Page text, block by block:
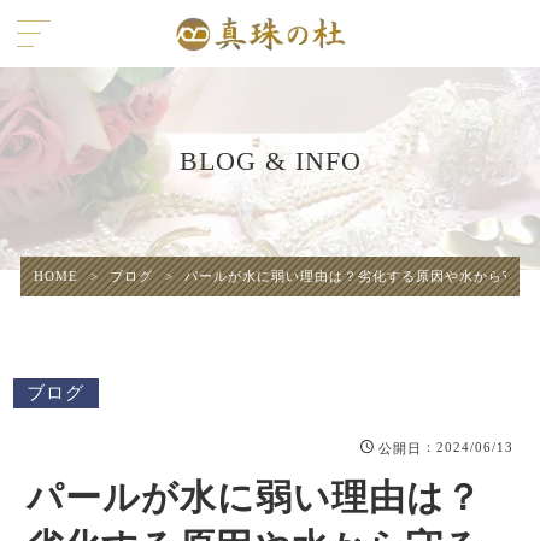
BLOG & INFO
HOME > ブログ > パールが水に弱い理由は？劣化する原因や水から守る
ブログ
公開日 ：2024/06/13
パールが水に弱い理由は？